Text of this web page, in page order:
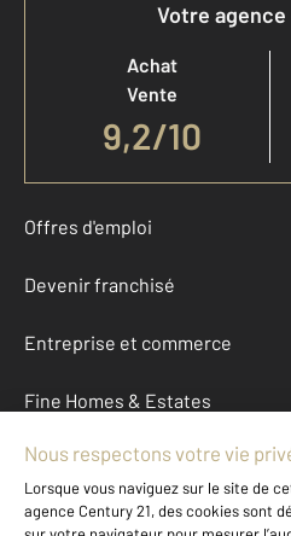
Votre
Achat
Vente
9,2/10
Offres d'emploi
Devenir franchisé
Entreprise et commerce
Fine Homes & Estates
À propos
International